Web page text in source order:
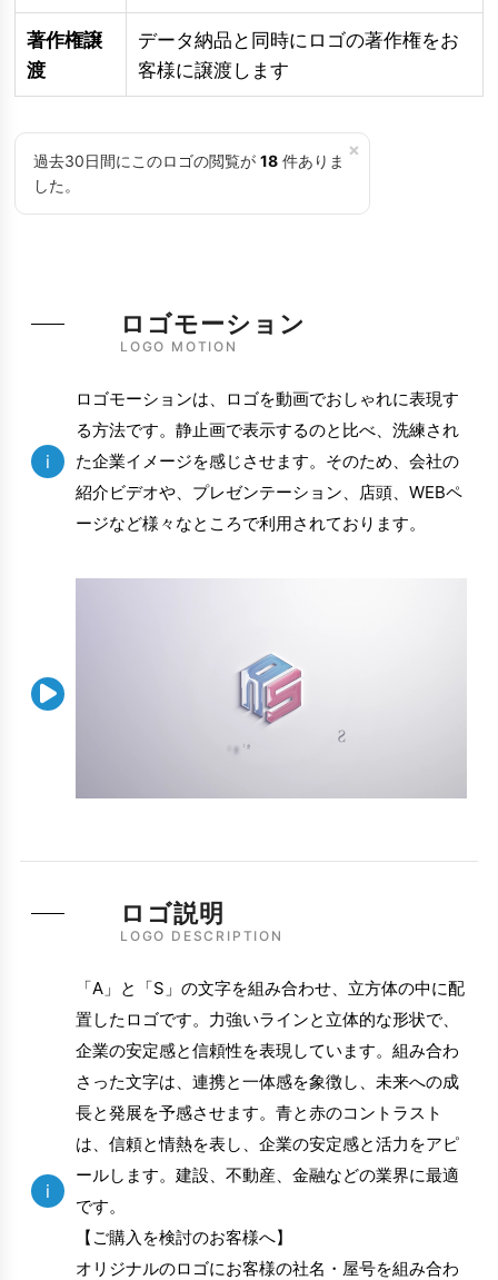
著作権譲
渡
データ納品と同時にロゴの著作権をお
客様に譲渡します
×
過去30日間にこのロゴの閲覧が 18 件ありま
した。
LOGO MOTION
ロゴモーション
i
ロゴモーションは、ロゴを動画でおしゃれに表現す
る方法です。静止画で表示するのと比べ、洗練され
た企業イメージを感じさせます。そのため、会社の
紹介ビデオや、プレゼンテーション、店頭、WEBペ
ージなど様々なところで利用されております。

LOGO DESCRIPTION
ロゴ説明
i
「A」と「S」の文字を組み合わせ、立方体の中に配
置したロゴです。力強いラインと立体的な形状で、
企業の安定感と信頼性を表現しています。組み合わ
さった文字は、連携と一体感を象徴し、未来への成
長と発展を予感させます。青と赤のコントラスト
は、信頼と情熱を表し、企業の安定感と活力をアピ
ールします。建設、不動産、金融などの業界に最適
です。
【ご購入を検討のお客様へ】
オリジナルのロゴにお客様の社名・屋号を組み合わ